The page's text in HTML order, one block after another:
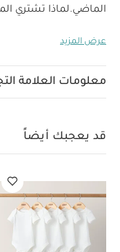
الماضي.لماذا تشتري
أدراج عميقة سهلة
الطبيعيتفاصيل
بدون قضبان: 85 سم × 55.5 سم × 86.8 سم
تعليمات
2013، BSEN 14749: 2016
الحائط لضمان
ناعمة.
عرض المزيد
معلومات العلامة
قد يعجبك أيضاً